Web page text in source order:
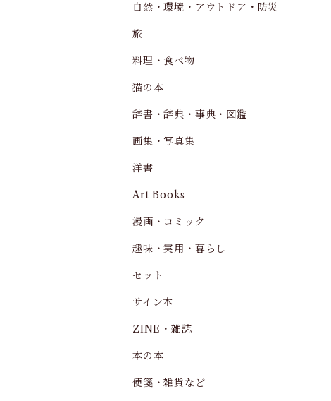
自然・環境・アウトドア・防災
旅
料理・食べ物
猫の本
辞書・辞典・事典・図鑑
画集・写真集
洋書
Art Books
漫画・コミック
趣味・実用・暮らし
セット
サイン本
ZINE・雑誌
本の本
便箋・雑貨など